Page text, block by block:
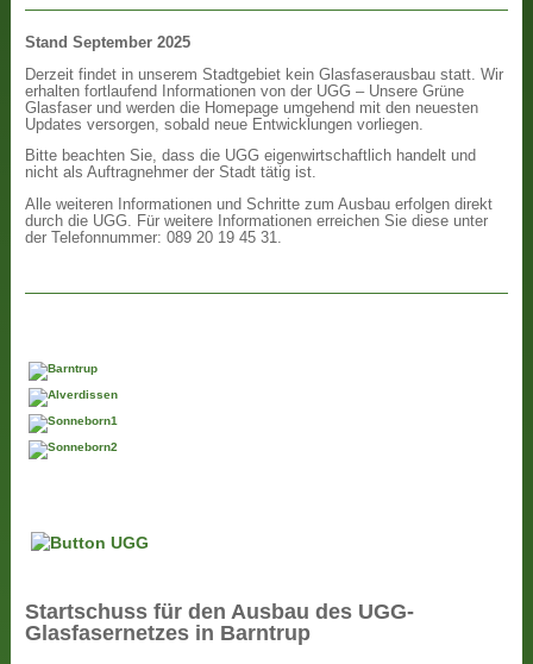
Stand September 2025
Derzeit findet in unserem Stadtgebiet kein Glasfaserausbau statt. Wir
erhalten fortlaufend Informationen von der UGG – Unsere Grüne
Glasfaser und werden die Homepage umgehend mit den neuesten
Updates versorgen, sobald neue Entwicklungen vorliegen.
Bitte beachten Sie, dass die UGG eigenwirtschaftlich handelt und
nicht als Auftragnehmer der Stadt tätig ist.
Alle weiteren Informationen und Schritte zum Ausbau erfolgen direkt
durch die UGG. Für weitere Informationen erreichen Sie diese unter
der Telefonnummer: 089 20 19 45 31.
Startschuss für den Ausbau des UGG-
Glasfasernetzes in Barntrup